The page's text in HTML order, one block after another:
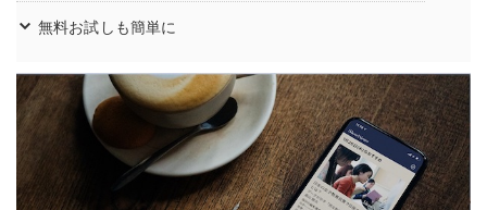
無料お試しも簡単に